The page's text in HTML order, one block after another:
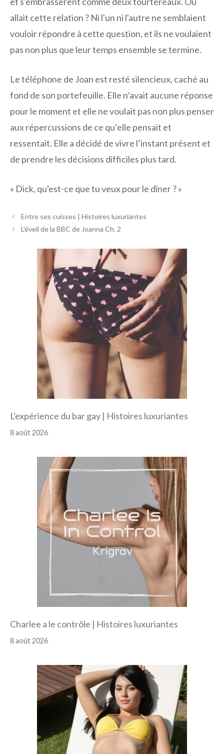
allait cette relation ? Ni l'un ni l'autre ne semblaient
vouloir répondre à cette question, et ils ne voulaient
pas non plus que leur temps ensemble se termine.
Le téléphone de Joan est resté silencieux, caché au
fond de son portefeuille. Elle n’avait aucune réponse
pour le moment et elle ne voulait pas non plus penser
aux répercussions de ce qu’elle pensait et
ressentait. Elle a décidé de vivre l’instant présent et
de prendre les décisions difficiles plus tard.
« Dick, qu'est-ce que tu veux pour le dîner ? »
Navigation
des
Entre ses cuisses | Histoires luxuriantes
L'éveil de la BBC de Joanna Ch. 2
L'expérience du bar gay | Histoires luxuriantes
8 août 2026
Charlee a le contrôle | Histoires luxuriantes
8 août 2026